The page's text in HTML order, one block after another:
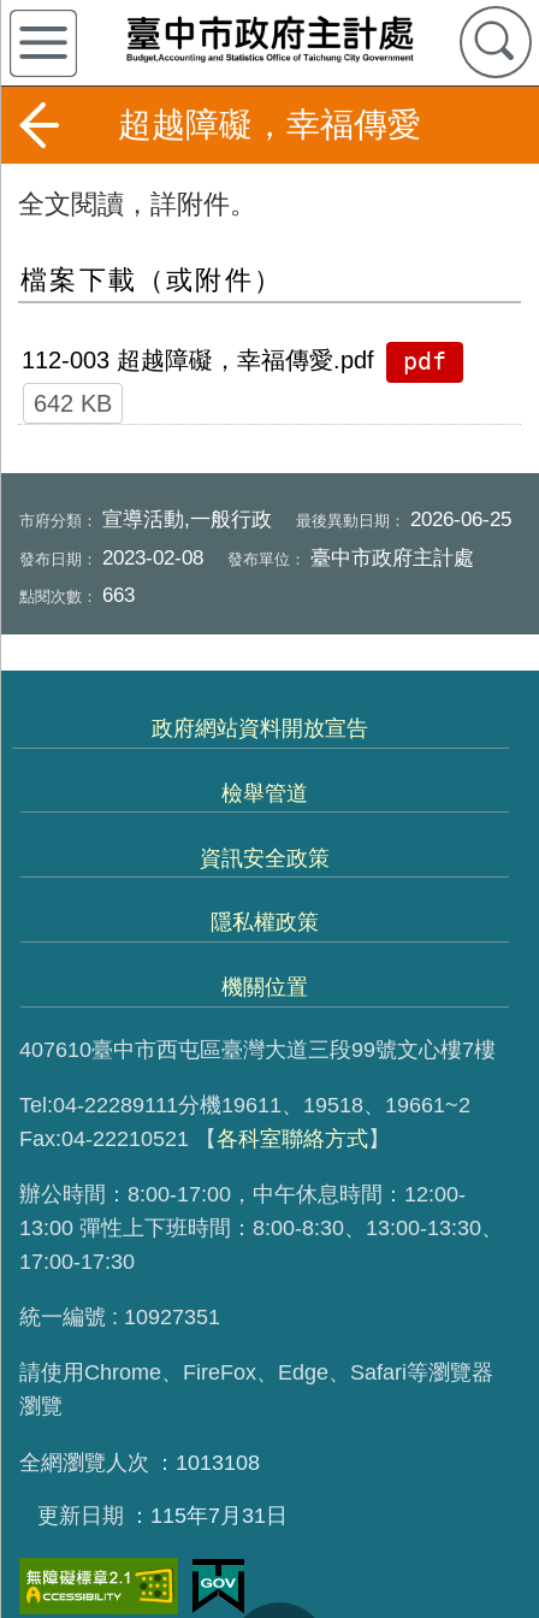
超越障礙，幸福傳愛
全文閱讀，詳附件。
檔案下載（或附件）
112-003 超越障礙，幸福傳愛.pdf pdf
642 KB
市府分類：宣導活動,一般行政 最後異動日期：2026-06-25
發布日期： 2023-02-08 發布單位：臺中市政府主計處
點閱次數： 663
政府網站資料開放宣告
檢舉管道
資訊安全政策
隱私權政策
機關位置
407610臺中市西屯區臺灣大道三段99號文心樓7樓
Tel:04-22289111分機19611、19518、19661~2
Fax:04-22210521
【各科室聯絡方式】
辦公時間：8:00-17:00，中午休息時間：12:00-
13:00 彈性上下班時間：8:00-8:30、13:00-13:30、
17:00-17:30
統一編號 : 10927351
請使用 Chrome、FireFox、Edge、Safari等瀏覽器
瀏覽
全網瀏覽人次 1013108
更新日期 115年7月31日